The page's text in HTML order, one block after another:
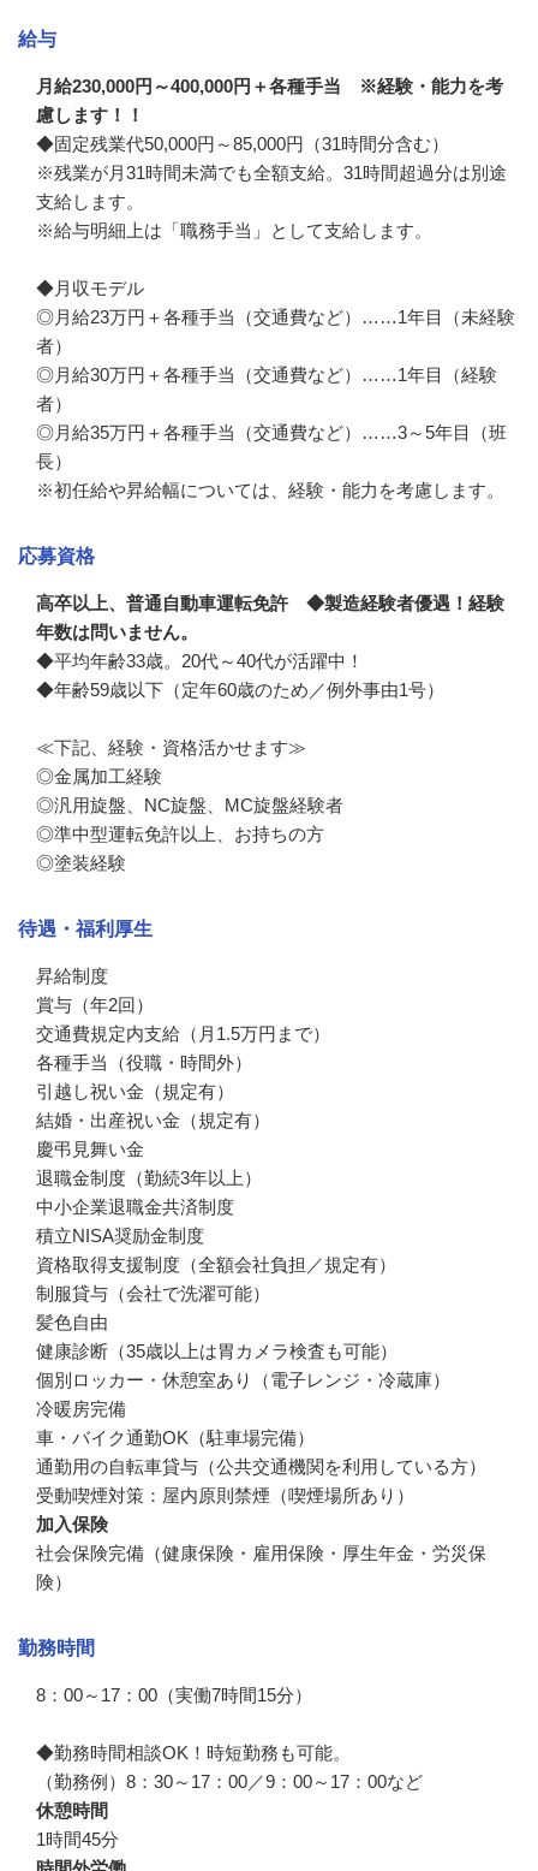
給与
月給230,000円～400,000円＋各種手当 ※経験・能力を考
慮します！！
◆固定残業代50,000円～85,000円（31時間分含む）
※残業が月31時間未満でも全額支給。31時間超過分は別途
支給します。
※給与明細上は「職務手当」として支給します。
◆月収モデル
◎月給23万円＋各種手当（交通費など）……1年目（未経験
者）
◎月給30万円＋各種手当（交通費など）……1年目（経験
者）
◎月給35万円＋各種手当（交通費など）……3～5年目（班
長）
※初任給や昇給幅については、経験・能力を考慮します。
応募資格
高卒以上、普通自動車運転免許 ◆製造経験者優遇！経験
年数は問いません。
◆平均年齢33歳。20代～40代が活躍中！
◆年齢59歳以下（定年60歳のため／例外事由1号）
≪下記、経験・資格活かせます≫
◎金属加工経験
◎汎用旋盤、NC旋盤、MC旋盤経験者
◎準中型運転免許以上、お持ちの方
◎塗装経験
待遇・福利厚生
昇給制度
賞与（年2回）
交通費規定内支給（月1.5万円まで）
各種手当（役職・時間外）
引越し祝い金（規定有）
結婚・出産祝い金（規定有）
慶弔見舞い金
退職金制度（勤続3年以上）
中小企業退職金共済制度
積立NISA奨励金制度
資格取得支援制度（全額会社負担／規定有）
制服貸与（会社で洗濯可能）
髪色自由
健康診断（35歳以上は胃カメラ検査も可能）
個別ロッカー・休憩室あり（電子レンジ・冷蔵庫）
冷暖房完備
車・バイク通勤OK（駐車場完備）
通勤用の自転車貸与（公共交通機関を利用している方）
受動喫煙対策：屋内原則禁煙（喫煙場所あり）
加入保険
社会保険完備（健康保険・雇用保険・厚生年金・労災保
険）
勤務時間
8：00～17：00（実働7時間15分）
◆勤務時間相談OK！時短勤務も可能。
（勤務例）8：30～17：00／9：00～17：00など
休憩時間
1時間45分